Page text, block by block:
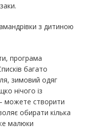
з дитиною
програма
багато
зимовий одяг
нічого із
можете створити
обирати кілька
малюки